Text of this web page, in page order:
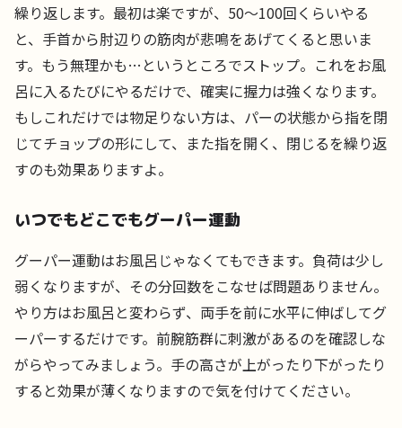
繰り返します。最初は楽ですが、50～100回くらいやる
と、手首から肘辺りの筋肉が悲鳴をあげてくると思いま
す。もう無理かも…というところでストップ。これをお風
呂に入るたびにやるだけで、確実に握力は強くなります。
もしこれだけでは物足りない方は、パーの状態から指を閉
じてチョップの形にして、また指を開く、閉じるを繰り返
すのも効果ありますよ。
いつでもどこでもグーパー運動
グーパー運動はお風呂じゃなくてもできます。負荷は少し
弱くなりますが、その分回数をこなせば問題ありません。
やり方はお風呂と変わらず、両手を前に水平に伸ばしてグ
ーパーするだけです。前腕筋群に刺激があるのを確認しな
がらやってみましょう。手の高さが上がったり下がったり
すると効果が薄くなりますので気を付けてください。